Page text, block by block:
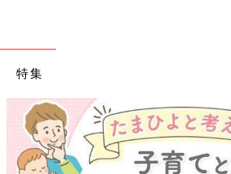
特集